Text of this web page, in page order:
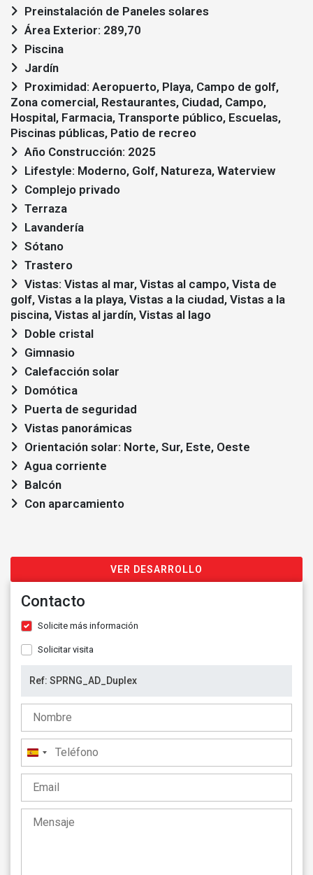
Preinstalación de Paneles solares
Área Exterior: 289,70
Piscina
Jardín
Zona comercial, Restaurantes, Ciudad, Campo,
Hospital, Farmacia, Transporte público, Escuelas,
Piscinas públicas, Patio de recreo
Año Construcción: 2025
Lifestyle: Moderno, Golf, Natureza, Waterview
Complejo privado
Terraza
Lavandería
Sótano
Trastero
golf, Vistas a la playa, Vistas a la ciudad, Vistas a la
piscina, Vistas al jardín, Vistas al lago
Doble cristal
Gimnasio
Calefacción solar
Domótica
Puerta de seguridad
Vistas panorámicas
Orientación solar: Norte, Sur, Este, Oeste
Agua corriente
Balcón
Con aparcamiento
VER DESARROLLO
Contacto
Solicite más información
Solicitar visita
España
+34